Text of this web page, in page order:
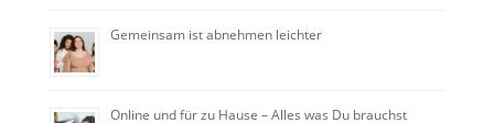
Gemeinsam ist abnehmen leichter
Online und für zu Hause – Alles was Du brauchst